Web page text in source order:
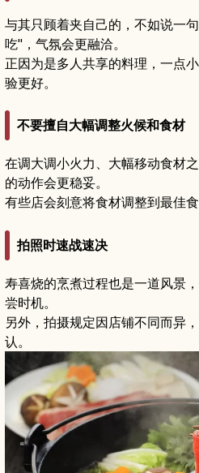
与其只顾着夹自己的，不如说一
吃"，气氛会更融洽。
正因为是多人共享的料理，一点
验更好。
不要擅自大幅调整火候和食材
在调大调小火力、大幅移动食材
的动作会更稳妥。
有些店会刻意将食材调整到最佳食
拍照时速战速决
寿喜烧的烹煮过程也是一道风景
尝时机。
另外，拍摄规定因店铺不同而异
认。